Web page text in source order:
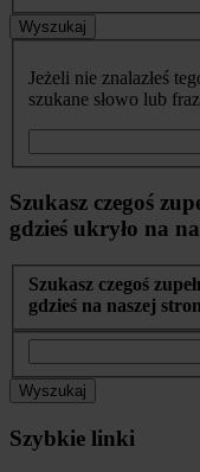
Wyszukaj
Jeżeli nie znalazłeś
szukane słowo lub
Szukasz czegoś
gdzieś ukryło na
Szukasz czegoś
gdzieś na naszej
Wyszukaj
Szybkie linki